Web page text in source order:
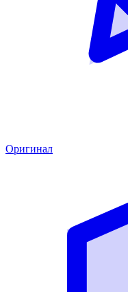
Оригинал